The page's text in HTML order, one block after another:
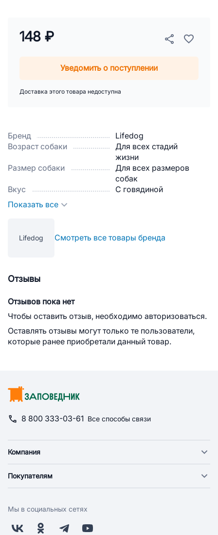
Бренд
Lifedog
Возраст собаки
Для всех стадий
жизни
Размер собаки
Для всех размеров
собак
Вкус
С говядиной
Показать все
Lifedog Смотреть все товары бренда
148 ₽
Уведомить о поступлении
Доставка этого товара недоступна
Отзывы
Отзывов пока нет
Чтобы оставить отзыв, необходимо авторизоваться.
Оставлять отзывы могут только те пользователи,
которые ранее приобретали данный товар.
8 800 333-03-61 Все способы связи
Компания
Новости
Поставщикам
Заводчикам
Покупателям
Оплата
Бонусная программа
Мы в социальных сетях